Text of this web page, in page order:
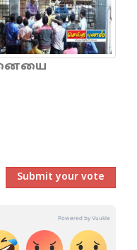
Submit your vote